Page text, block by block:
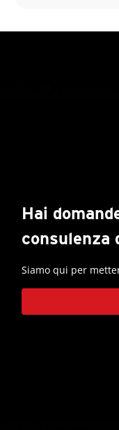
Hai
consulenza
Siamo qui per